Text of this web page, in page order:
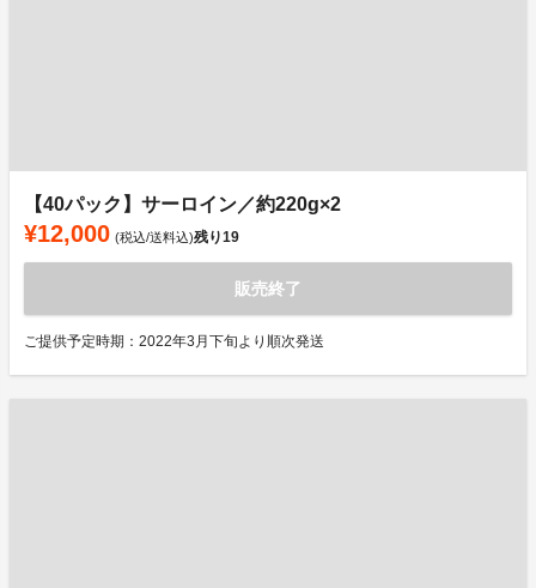
【40パック】サーロイン／約220g×2
¥12,000 (税込/送料込)残り19
販売終了
ご提供予定時期：2022年3月下旬より順次発送